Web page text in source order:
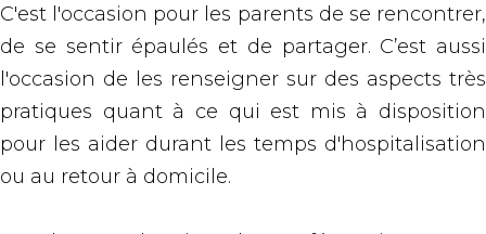
C'est l'occasion pour les parents de se rencontrer,
de se sentir épaulés et de partager. C’est aussi
l'occasion de les renseigner sur des aspects très
pratiques quant à ce qui est mis à disposition
pour les aider durant les temps d'hospitalisation
ou au retour à domicile.